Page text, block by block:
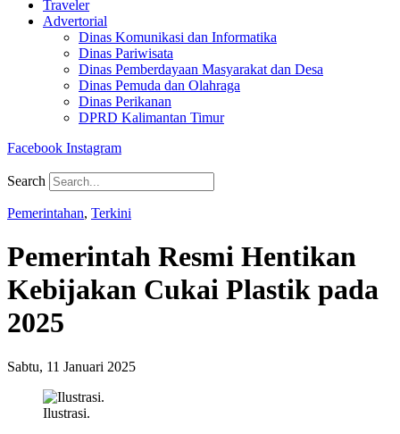
Traveler
Advertorial
Dinas Komunikasi dan Informatika
Dinas Pariwisata
Dinas Pemberdayaan Masyarakat dan Desa
Dinas Pemuda dan Olahraga
Dinas Perikanan
DPRD Kalimantan Timur
Facebook Instagram
Search
Pemerintahan, Terkini
Pemerintah Resmi Hentikan
Kebijakan Cukai Plastik pada
2025
Sabtu, 11 Januari 2025
Ilustrasi.